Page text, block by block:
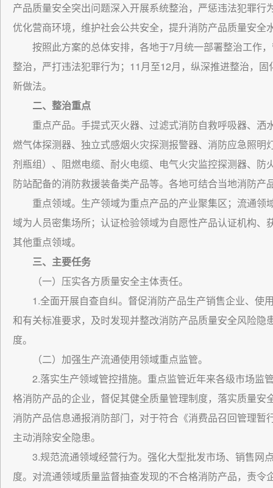
产品质量安全突出问题深入开展系统整治，严惩违法犯罪
优化营商环境，维护社会公共安全，提升消防产品质量安全
按照此方案的总体安排，各地于7月统一部署整治工作
整治，严打违法犯罪行为；11月至12月，纵深推进整治，
新做法。
二、整治重点
重点产品。手提式灭火器、过滤式消防自救呼吸器、
燃气体探测器、独立式感烟火灾探测报警器、消防应急照
剂瓶组）、阻燃电缆、耐火电缆、电气火灾监控探测器、
防站配备的消防救援装备类产品等。各地可结合当地消防产
重点领域。生产领域为重点产品的产业聚集区；流通
域为人员密集场所；认证检验领域为自愿性产品认证机构
其他重点领域。
三、主要任务
（一）压实各方质量安全主体责任。
1.全面开展自查自纠。督促消防产品生产销售企业、使
和有关标准要求，及时发现并整改消防产品质量安全风险
度。
（二）加强生产流通使用领域重点监管。
2.落实生产领域管控措施。重点监管近年来各级市场监
格消防产品的企业，督促其健全质量管理制度，落实质量
消防产品信息通报消防部门，对于符合《消费品召回管理
主动消除安全隐患。
3.规范流通领域经营行为。强化大型批发市场、销售网
度。对流通领域质量监督抽查发现的不合格消防产品，责